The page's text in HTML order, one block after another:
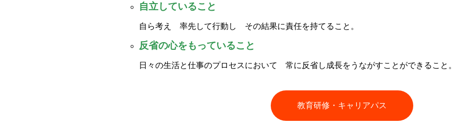
自立していること
自ら考え 率先して行動し その結果に責任を持てること。
反省の心をもっていること
日々の生活と仕事のプロセスにおいて 常に反省し成長をうながすことができること。
教育研修・キャリアパス